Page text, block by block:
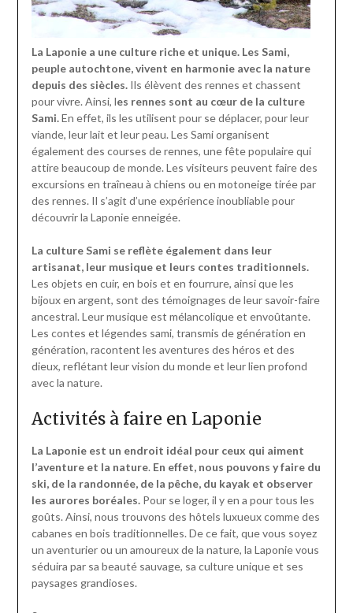
La Laponie a une culture riche et unique. Les Sami,
peuple autochtone, vivent en harmonie avec la nature
depuis des siècles.Ils élèvent des rennes et chassent
pour vivre. Ainsi, les rennes sont au cœur de la culture
Sami.En effet, ils les utilisent pour se déplacer, pour leur
viande, leur lait et leur peau. Les Sami organisent
également des courses de rennes, une fête populaire qui
attire beaucoup de monde. Les visiteurs peuvent faire des
excursions en traîneau à chiens ou en motoneige tirée par
des rennes. Il s’agit d’une expérience inoubliable pour
découvrir la Laponie enneigée.
La culture Sami se reflète également dans leur
artisanat, leur musique et leurs contes traditionnels.
Les objets en cuir, en bois et en fourrure, ainsi que les
bijoux en argent, sont des témoignages de leur savoir-faire
ancestral. Leur musique est mélancolique et envoûtante.
Les contes et légendes sami, transmis de génération en
génération, racontent les aventures des héros et des
dieux, reflétant leur vision du monde et leur lien profond
avec la nature.
Activités à faire en Laponie
La Laponie est un endroit idéal pour ceux qui aiment
l’aventure et la nature. En effet, nous pouvons y faire du
ski, de la randonnée, de la pêche, du kayak et observer
les aurores boréales.Pour se loger, il y en a pour tous les
goûts. Ainsi, nous trouvons des hôtels luxueux comme des
cabanes en bois traditionnelles. De ce fait, que vous soyez
un aventurier ou un amoureux de la nature, la Laponie vous
séduira par sa beauté sauvage, sa culture unique et ses
paysages grandioses.